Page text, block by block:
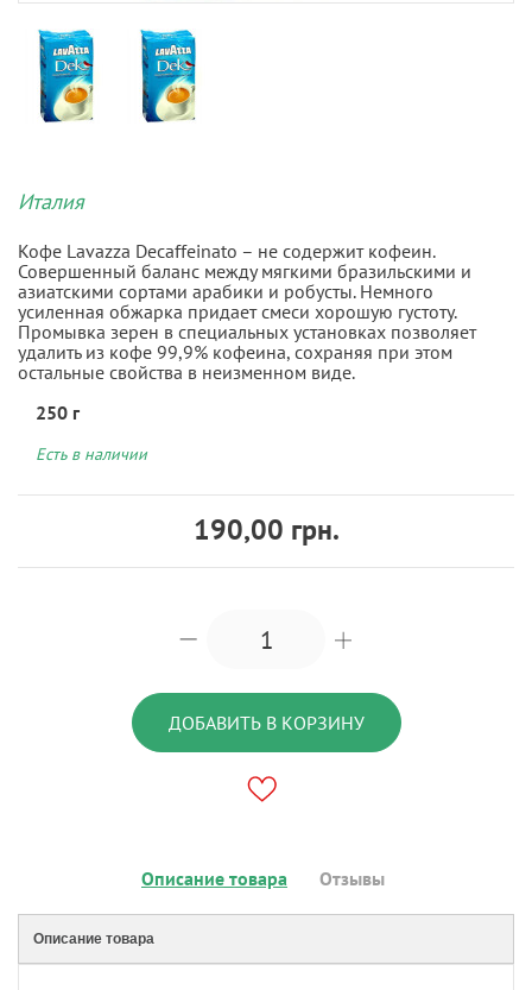
Италия
Кофе Lavazza Decaffeinato – не содержит кофеин.
Совершенный баланс между мягкими бразильскими и
азиатскими сортами арабики и робусты. Немного
усиленная обжарка придает смеси хорошую густоту.
Промывка зерен в специальных установках позволяет
удалить из кофе 99,9% кофеина, сохраняя при этом
остальные свойства в неизменном виде.
250 г
Есть в наличии
190,00 грн.
ДОБАВИТЬ В КОРЗИНУ
Описание товара Отзывы
Описание товара